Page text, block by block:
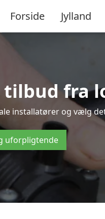
Forside Jylland
fra
installatører og vælg
uforpligtende